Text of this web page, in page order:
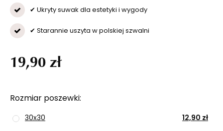
✔ Ukryty suwak dla estetyki i wygody
✔ Starannie uszyta w polskiej szwalni
Rozmiar poszewki
30x30 12,90 zł
19,90 zł